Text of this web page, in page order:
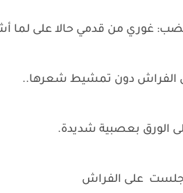
غوري من قدمي حالا على لما
الفراش دون تمشيط شعرها..
الورق بعصبية شديدة.
على الفراش